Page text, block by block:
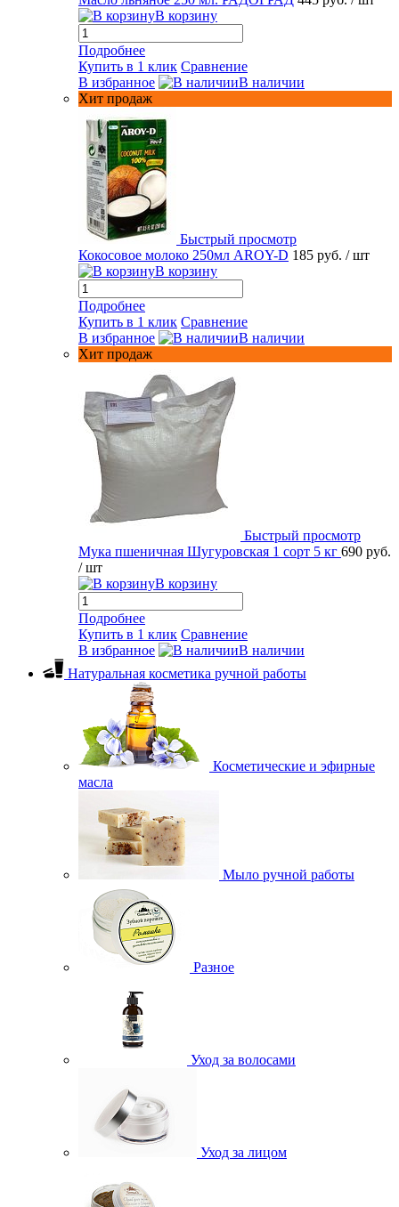
В корзину
Подробнее
Купить в 1 клик Сравнение
В избранное
В наличии
Хит продаж
Быстрый просмотр
Кокосовое молоко 250мл AROY-D 185 руб. / шт
В корзину
Подробнее
Купить в 1 клик Сравнение
В избранное
В наличии
Хит продаж
Быстрый просмотр
Мука пшеничная Шугуровская 1 сорт 5 кг 690 руб.
/ шт
В корзину
Подробнее
Купить в 1 клик Сравнение
В избранное
В наличии
Натуральная косметика ручной работы
Косметические и эфирные
масла
Мыло ручной работы
Разное
Уход за волосами
Уход за лицом